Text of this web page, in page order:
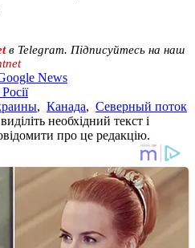
в Telegram. Підписуйтесь на наш
News
, Канада, Северный поток
необхідний текст і
про це редакцію.